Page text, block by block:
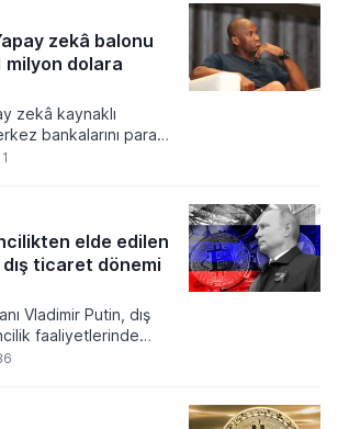
zekâ balonu
milyon dolara
zekâ kaynaklı
bankalarını para
ve bu durumun
kredi krizinin
yol açacağını belirtti
en hızlı tepki veren
elde edilen
ticaret dönemi
Vladimir Putin, dış
faaliyetlerinde
onay veren
belirli şartlar